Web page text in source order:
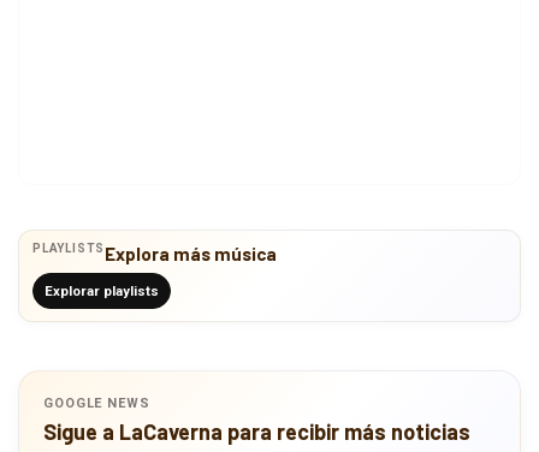
PLAYLISTS Explora más música
Explorar playlists
GOOGLE NEWS
Sigue a LaCaverna para recibir más noticias